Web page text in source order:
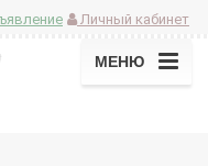
Личный кабинет
МЕНЮ